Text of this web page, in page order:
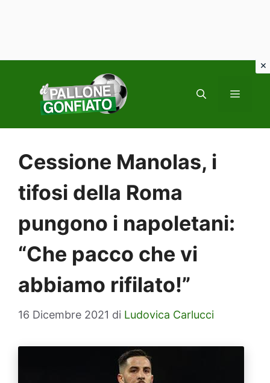
contenuto
MENU
Cessione Manolas, i
tifosi della Roma
pungono i napoletani:
“Che pacco che vi
abbiamo rifilato!”
16 Dicembre 2021 di Ludovica Carlucci